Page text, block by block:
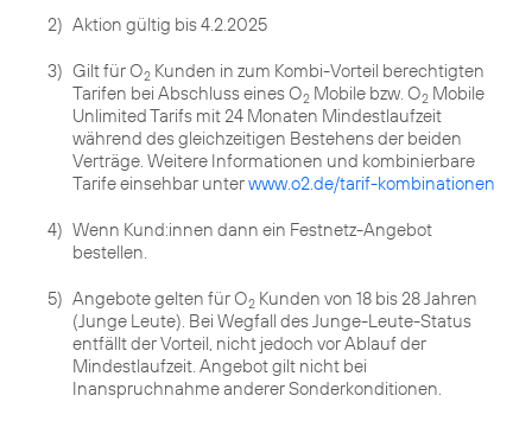
2) Aktion gültig bis 4.2.2025
3) Gilt für O2 Kunden in zum Kombi-Vorteil berechtigten
Tarifen bei Abschluss eines O2 Mobile bzw. O2 Mobile
Unlimited Tarifs mit 24 Monaten Mindestlaufzeit
während des gleichzeitigen Bestehens der beiden
Verträge. Weitere Informationen und kombinierbare
Tarife einsehbar unterwww.o2.de/tarif-kombinationen
4) Wenn Kund:innen dann ein Festnetz-Angebot
bestellen.
5) Angebote gelten für O2 Kunden von 18 bis 28 Jahren
(Junge Leute). Bei Wegfall des Junge-Leute-Status
entfällt der Vorteil, nicht jedoch vor Ablauf der
Mindestlaufzeit. Angebot gilt nicht bei
Inanspruchnahme anderer Sonderkonditionen.